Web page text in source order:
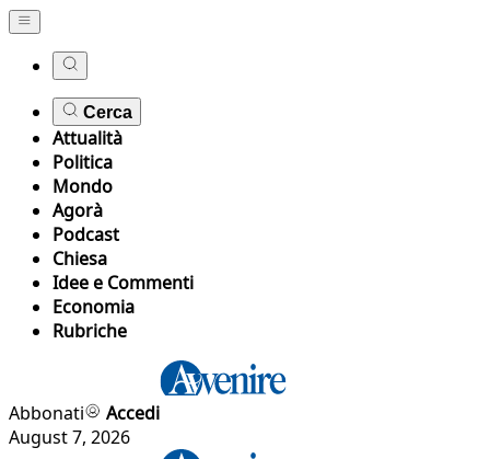
Cerca
Attualità
Politica
Mondo
Agorà
Podcast
Chiesa
Idee e Commenti
Economia
Rubriche
Abbonati
Accedi
August 7, 2026